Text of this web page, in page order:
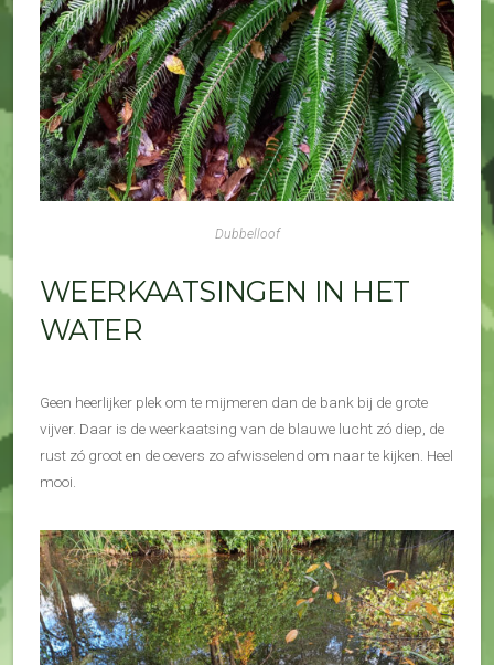
Dubbelloof
WEERKAATSINGEN IN HET
WATER
Geen heerlijker plek om te mijmeren dan de bank bij de grote
vijver. Daar is de weerkaatsing van de blauwe lucht zó diep, de
rust zó groot en de oevers zo afwisselend om naar te kijken. Heel
mooi.